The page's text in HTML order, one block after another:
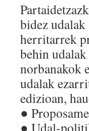
bidez
herritarrek
behin
norbanakok
udalak
edizioan,
●​
●​ Udal-